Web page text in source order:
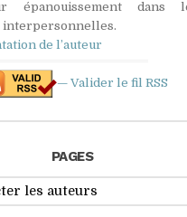
épanouissement dans
interpersonnelles.
de l’auteur
— Valider le fil RSS
PAGES
les auteurs